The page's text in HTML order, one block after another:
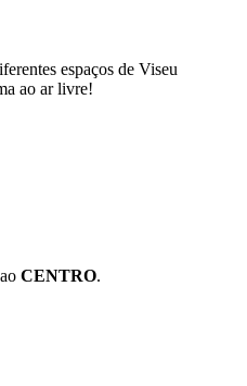
espaços de Viseu
ao ar livre!
CENTRO.